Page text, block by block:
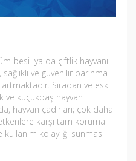
ya da çiftlik hayvanı
ve güvenilir barınma
Sıradan ve eski
ve küçükbaş hayvan
hayvan çadırları; çok daha
karşı tam koruma
kolaylığı sunması